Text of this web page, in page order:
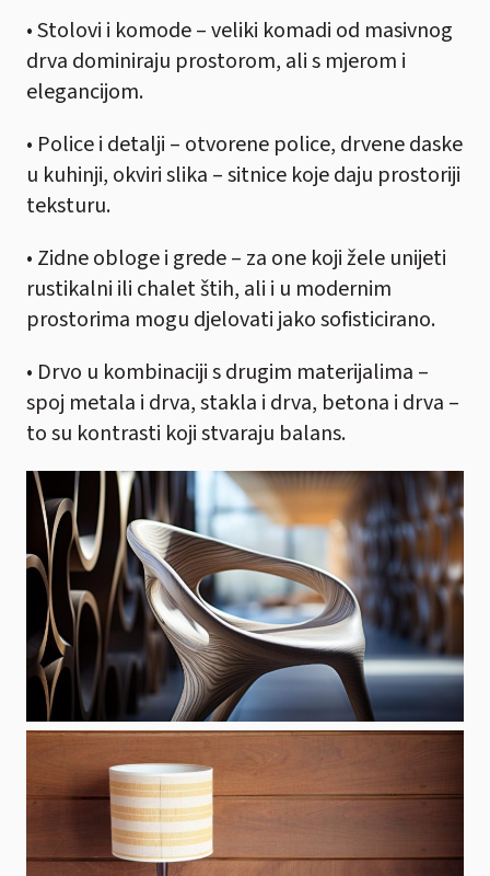
• Stolovi i komode – veliki komadi od masivnog
drva dominiraju prostorom, ali s mjerom i
elegancijom.
• Police i detalji – otvorene police, drvene daske
u kuhinji, okviri slika – sitnice koje daju prostoriji
teksturu.
• Zidne obloge i grede – za one koji žele unijeti
rustikalni ili chalet štih, ali i u modernim
prostorima mogu djelovati jako sofisticirano.
• Drvo u kombinaciji s drugim materijalima –
spoj metala i drva, stakla i drva, betona i drva –
to su kontrasti koji stvaraju balans.